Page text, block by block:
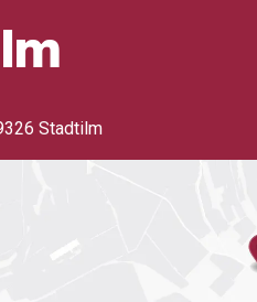
Stadtilm